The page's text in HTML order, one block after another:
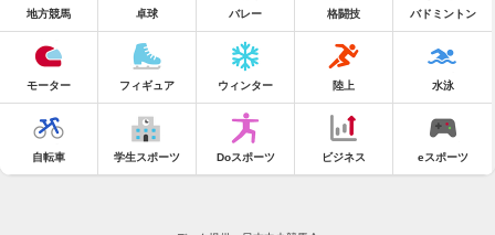
地方競馬 卓球 バレー 格闘技 バドミントン
モーター フィギュア ウィンター 陸上 水泳
自転車 学生スポーツ Doスポーツ ビジネス eスポーツ